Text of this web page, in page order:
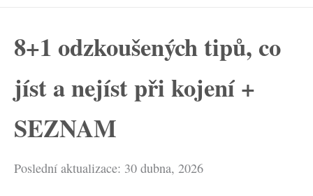
8+1 odzkoušených tipů, co
jíst a nejíst při kojení +
SEZNAM
Poslední aktualizace: 30 dubna, 2026